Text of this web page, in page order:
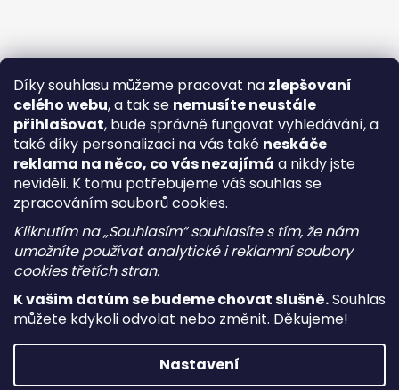
Díky souhlasu můžeme pracovat na zlepšovaní
celého webu, a tak se nemusíte neustále
přihlašovat, bude správně fungovat vyhledávání, a
také díky personalizaci na vás také neskáče
reklama na něco, co vás nezajímá a nikdy jste
neviděli. K tomu potřebujeme váš souhlas se
zpracováním souborů cookies.
Kliknutím na „Souhlasím“ souhlasíte s tím, že nám
umožníte používat analytické i reklamní soubory
cookies třetích stran.
K vašim datům se budeme chovat slušně.Souhlas
můžete kdykoli odvolat nebo změnit. Děkujeme!
Nastavení
Vytvořil Shoptet